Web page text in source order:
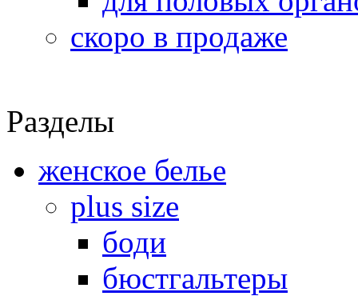
скоро в продаже
Разделы
женское белье
plus size
боди
бюстгальтеры